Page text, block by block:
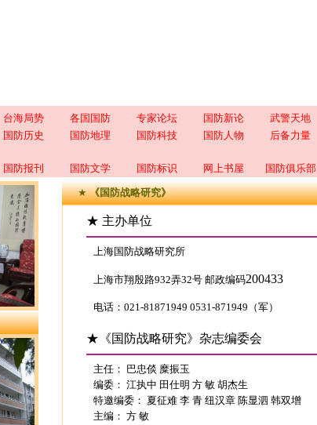
台海局势 各国国防 专家论坛 国防新论 武警天地
国防历史 国防地理 国防科技 国防人物 后备力量
国防报刊 国防文学 国防标识 网上书屋 国防俱乐部
★《国防战略研究》
★ 主办单位
上海国防战略研究所
上海市翔殷路932弄32号 邮政编码200433
电话：021-81871949 0531-871949（军）
★《国防战略研究》杂志编委会
主任： 巴忠倓 糜振玉
编委： 江执中 田仕明 方 敏 胡杰生
特邀编委： 夏征难 李 青 纽汉章 陈显泗 韩双增
主编： 方 敏